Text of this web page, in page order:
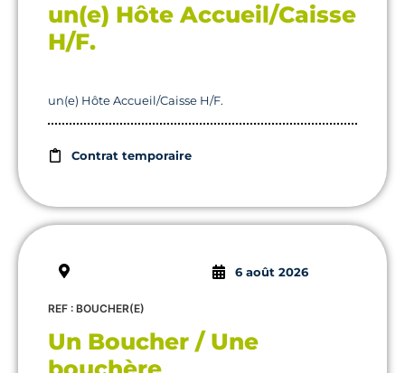
un(e) Hôte Accueil/Caisse
H/F.
un(e) Hôte Accueil/Caisse H/F.
Contrat temporaire
6 août 2026
REF : BOUCHER(E)
Un Boucher / Une